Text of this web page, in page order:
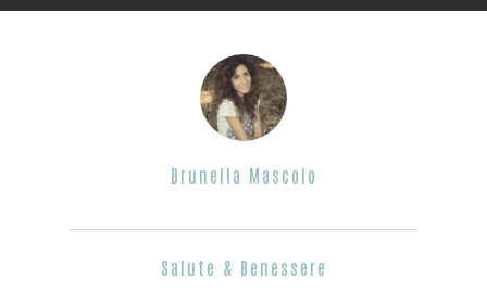
Brunella Mascolo
Salute & Benessere